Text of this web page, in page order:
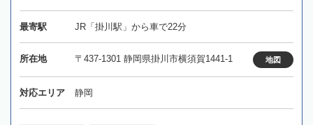
最寄駅 JR「掛川駅」から車で22分
所在地 〒437-1301 静岡県掛川市横須賀1441-1 地図
対応エリア 静岡